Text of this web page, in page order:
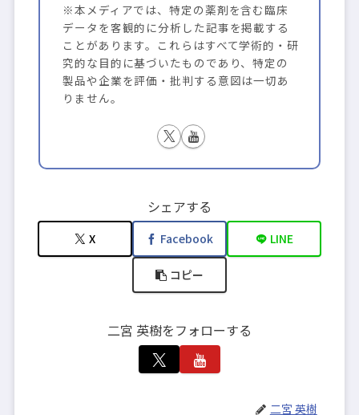
※本メディアでは、特定の薬剤を含む臨床
データを客観的に分析した記事を掲載する
ことがあります。これらはすべて学術的・研
究的な目的に基づいたものであり、特定の
製品や企業を評価・批判する意図は一切あ
りません。
シェアする
X Facebook LINE
コピー
二宮 英樹をフォローする
二宮 英樹